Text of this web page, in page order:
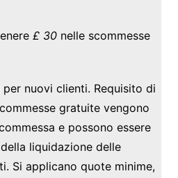
£ 30nelle scommesse
per nuovi clienti. Requisito di
gratuite vengono
e possono essere
liquidazione delle
Si applicano quote minime,